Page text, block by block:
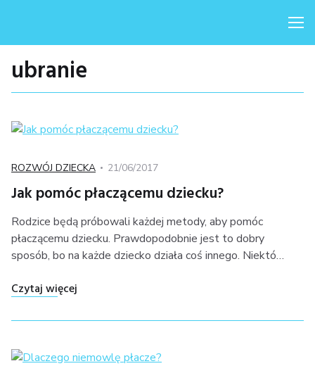
ubranie
Kategoria
ROZWÓJ DZIECKA
Posted
21/06/2017
Jak pomóc płaczącemu dziecku?
Rodzice będą próbowali każdej metody, aby pomóc
płaczącemu dziecku. Prawdopodobnie jest to dobry
sposób, bo na każde dziecko działa coś innego. Niektó…
Czytaj więcej